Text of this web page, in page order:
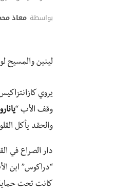
بواسطة معاذ
لينين والمسيح
يروي
وقف الأب “
والحقد يأكل
دار الصراع في
“دراكوس” ابن
كانت تحت حماية